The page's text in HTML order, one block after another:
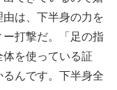
は、下半身の力を
打撃だ。「足の指
を使っている証
んです。下半身全